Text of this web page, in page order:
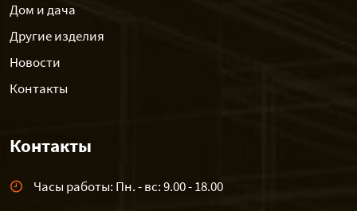
Дом и дача
Другие изделия
Новости
Контакты
Контакты
Часы работы: Пн. - вс: 9.00 - 18.00